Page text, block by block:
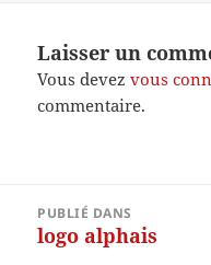
Laisser un
Vous devezvous
commentaire.
l’article
PUBLIÉ DANS
logo alphais